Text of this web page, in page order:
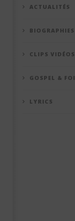
ACTUALITÉS
BIOGRAPHIES
CLIPS VIDÉOS
GOSPEL & FOI
LYRICS